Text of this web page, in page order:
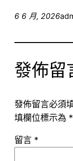
6 6 月, 2026
發佈留
發佈留言必須
填欄位標示為 *
留言 *